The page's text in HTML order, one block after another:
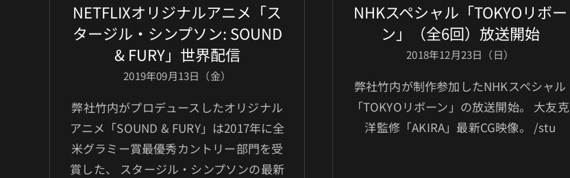
NETFLIXオリジナルアニメ「ス
タージル・シンプソン: SOUND
& FURY」世界配信
2019年09月13日（金）
弊社竹内がプロデュースしたオリジナル
アニメ「SOUND & FURY」は2017年に全
米グラミー賞最優秀カントリー部門を受
賞した、 スタージル・シンプソンの最新
NHKスペシャル「TOKYOリボー
ン」（全6回）放送開始
2018年12月23日（日）
弊社竹内が制作参加したNHKスペシャル
「TOKYOリボーン」の放送開始。 大友克
洋監修「AKIRA」最新CG映像。 /stu